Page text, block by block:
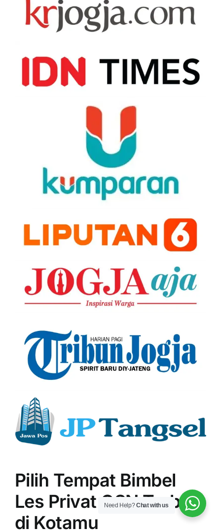
Pilih Tempat Bimbel
Les Privat OSN Terbaik
di Kotamu
Need Help?Chat with us